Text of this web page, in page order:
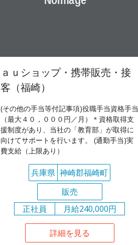
ａｕショップ・携帯販売・接
客（福崎）
(その他の手当等付記事項)役職手当資格手当
（最大４０，０００円／月）＊資格取得支
援制度があり、当社の「教育部」が取得に
向けてサポートを行います。 (通勤手当)実
費支給（上限あり）
兵庫県 神崎郡福崎町
販売
正社員
月給240,000円
詳細を見る